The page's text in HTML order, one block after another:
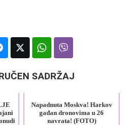
SADRŽAJ
Napadnuta Moskva! Harkov
gađan dronovima u 26
navrata! (FOTO)